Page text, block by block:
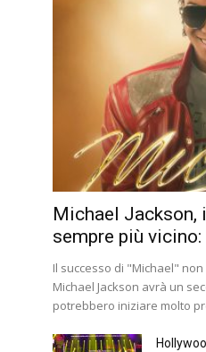
Michael Jackson,
sempre più vicino:
Il successo di "Michael"
Michael Jackson avrà un
potrebbero iniziare molto